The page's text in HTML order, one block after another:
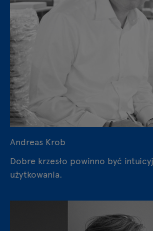
Andreas Krob
Dobre krzesło powinno być
użytkowania.